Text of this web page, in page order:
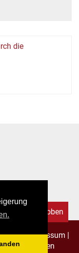
die
–Impressum |
Nach oben